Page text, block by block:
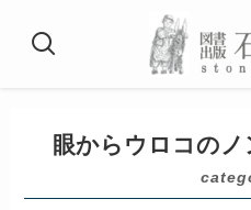
眼からウロコの